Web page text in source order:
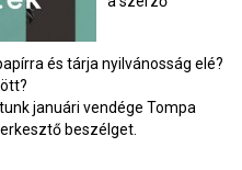
és tárja nyilvánosság elé?
januári vendége Tompa
beszélget.